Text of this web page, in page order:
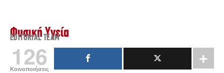
Φυσική Υγεία
EDITORIAL TEAM
126
Κοινοποιήσεις